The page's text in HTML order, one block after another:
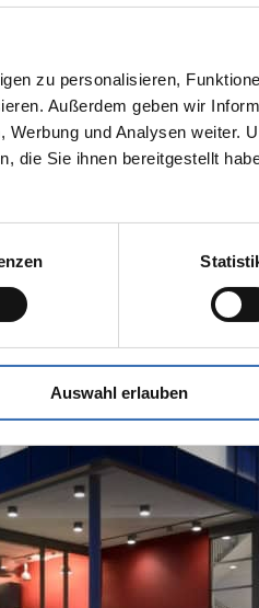
zu personalisieren,
Außerdem geben wir
und Analysen weiter.
die Sie ihnen bereitgestellt
Auswahl erlauben
und vielfältige
des Kollektivs. Auf diese